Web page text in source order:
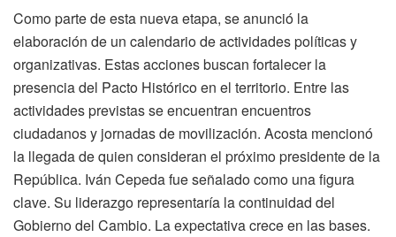
Como parte de esta nueva etapa, se anunció la
elaboración de un calendario de actividades políticas y
organizativas. Estas acciones buscan fortalecer la
presencia del Pacto Histórico en el territorio. Entre las
actividades previstas se encuentran encuentros
ciudadanos y jornadas de movilización. Acosta mencionó
la llegada de quien consideran el próximo presidente de la
República. Iván Cepeda fue señalado como una figura
clave. Su liderazgo representaría la continuidad del
Gobierno del Cambio. La expectativa crece en las bases.